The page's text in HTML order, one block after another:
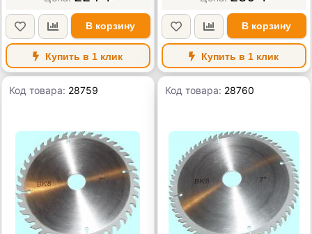
В корзину
Купить в 1 клик
В корзину
Купить в 1 клик
Код товара: 28759 Код товара: 28760